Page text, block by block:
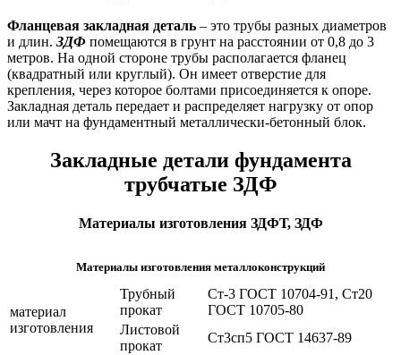
Фланцевая закладная деталь – это трубы разных диаметров
и длин. ЗДФ помещаются в грунт на расстоянии от 0,8 до 3
метров. На одной стороне трубы располагается фланец
(квадратный или круглый). Он имеет отверстие для
крепления, через которое болтами присоединяется к опоре.
Закладная деталь передает и распределяет нагрузку от опор
или мачт на фундаментный металлически-бетонный блок.
Закладные детали фундамента
трубчатые ЗДФ
Материалы изготовления ЗДФТ, ЗДФ
Материалы изготовления металлоконструкций
материал
изготовления
Трубный
прокат
Ст-3 ГОСТ 10704-91, Ст20
ГОСТ 10705-80
Листовой
прокат
Ст3сп5 ГОСТ 14637-89